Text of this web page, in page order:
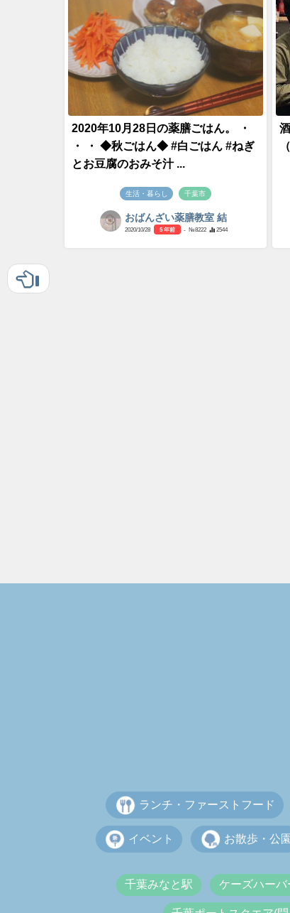
2020年10月28日の薬膳ごはん。 ・
・ ・ ◆秋ごはん◆ #白ごはん #ねぎ
とお豆腐のおみそ汁 ...
生活・暮らし 千葉市
おばんざい薬膳教室 結
2020/10/28 5 年前 - №8222 2544
ランチ・ファーストフード
イベント お散歩・公園
千葉みなと駅 ケーズハー